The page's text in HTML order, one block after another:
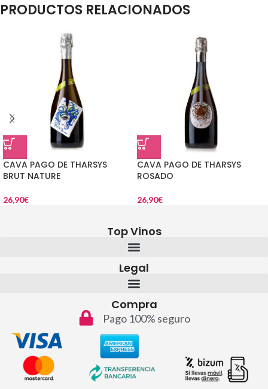
PRODUCTOS RELACIONADOS
CAVA PAGO DE THARSYS
BRUT NATURE
26,90€
CAVA PAGO DE THARSYS
ROSADO
26,90€
Top Vinos
Legal
Compra
Pago 100% seguro